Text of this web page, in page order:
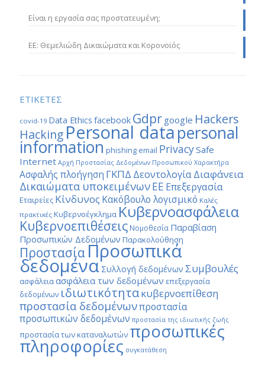
Είναι η εργασία σας προστατευμένη;
ΕΕ: Θεμελιώδη Δικαιώματα και Κορονοϊός
ΕΤΙΚΕΤΕΣ
covid-19 Data Ethics facebook Gdpr google Hackers
Hacking Personal datapersonal
information phishing email PrivacySafe
Internet Αρχή Προστασίας Δεδομένων Προσωπικού Χαρακτήρα
Ασφαλής πλοήγηση ΓΚΠΔ ΔεοντολογίαΔιαφάνεια
Δικαιώματα υποκειμένωνΕΕ Επεξεργασία
Εταιρείες Κίνδυνος Κακόβουλο λογισμικό Καλές
πρακτικές Κυβερνοέγκλημα Κυβερνοασφάλεια
Κυβερνοεπιθέσεις Νομοθεσία Παραβίαση
Προσωπικών Δεδομένων Παρακολούθηση
ΠροστασίαΠροσωπικά
δεδομένα Συλλογή δεδομένων Συμβουλές
ασφάλειαασφάλεια των δεδομένων επεξεργασία
δεδομένων ιδιωτικότητακυβερνοεπίθεση
προστασία δεδομένωνπροστασία
προσωπικών δεδομένων προστασία της ιδιωτικής ζωής
προστασία των καταναλωτών προσωπικές
πληροφορίες συγκατάθεση